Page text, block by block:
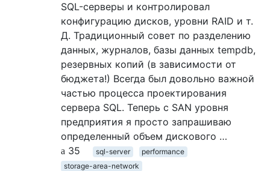
SQL-серверы и контролировал
конфигурацию дисков, уровни RAID и т.
Д. Традиционный совет по разделению
данных, журналов, базы данных tempdb,
резервных копий (в зависимости от
бюджета!) Всегда был довольно важной
частью процесса проектирования
сервера SQL. Теперь с SAN уровня
предприятия я просто запрашиваю
определенный объем дискового …
35
sql-server
performance
storage-area-network